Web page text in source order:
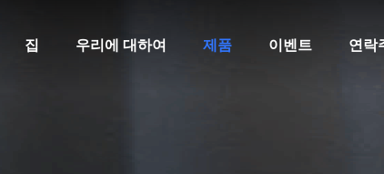
집 우리에 대하여 제품 이벤트 연락